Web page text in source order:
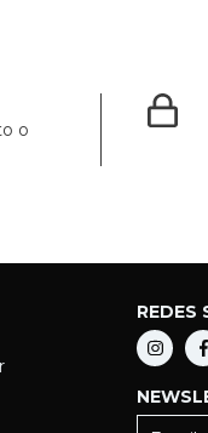
o
REDES